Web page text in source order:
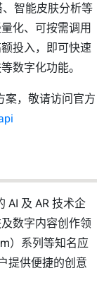
智能皮肤分析等
化、可按需调用
投入，即可快速
数字化功能。
案，敬请访问官方
AI 及 AR 技术企
数字内容创作领
）系列等知名应
提供便捷的创意